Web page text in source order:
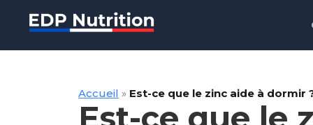
Accueil » Est-ce que le zinc aide à dormir